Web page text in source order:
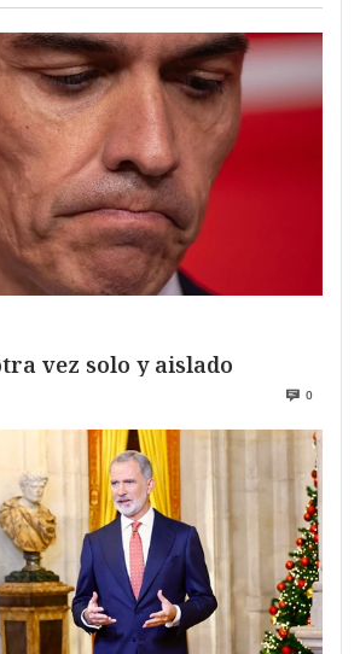
vez solo y aislado
0